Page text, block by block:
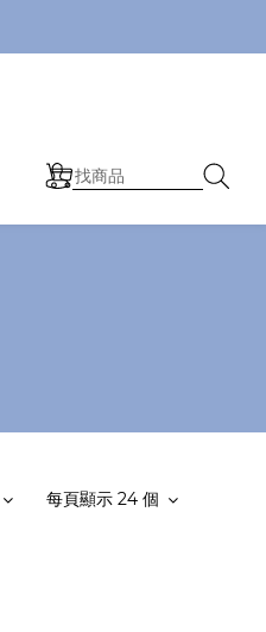
每頁顯示 24 個